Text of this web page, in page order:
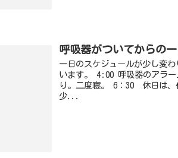
呼吸器がついてからの一
一日のスケジュールが少し変
います。 4:00 呼吸器のア
り。二度寝。 6：30 休日
少...